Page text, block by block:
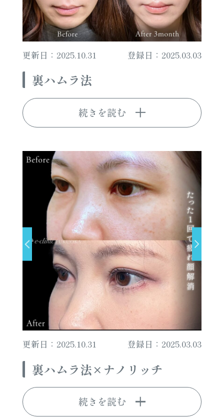
更新日：2025.10.31 登録日：2025.03.03
裏ハムラ法
続きを読む
更新日：2025.10.31 登録日：2025.03.03
裏ハムラ法×ナノリッチ
続きを読む